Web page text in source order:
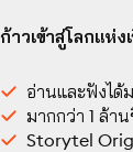
ก้าวเข้าสู่โลกแห่
อ่านและฟังได้
มากกว่า 1 ล้า
Storytel